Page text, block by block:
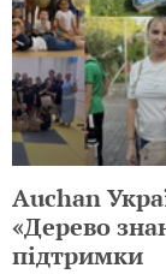
Auchan
«Дерево
підтримки